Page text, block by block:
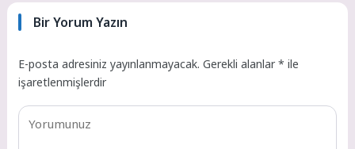
Bir Yorum Yazın
E-posta adresiniz yayınlanmayacak. Gerekli alanlar* ile
işaretlenmişlerdir